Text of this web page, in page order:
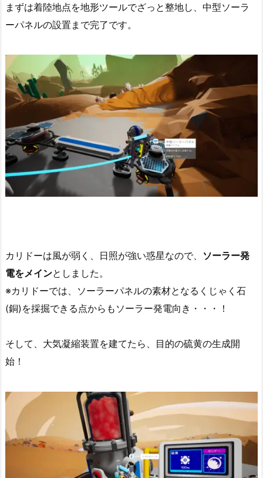
まずは着陸地点を地形ツールでざっと整地し、中型ソーラ
ーパネルの設置まで完了です。
カリドーは風が弱く、日照が強い惑星なので、 ソーラー発
電をメインとしました。
※カリドーでは、ソーラーパネルの素材となるくじゃく石
(銅)を採掘できる点からもソーラー発電向き・・・！
そして、大気凝縮装置を建てたら、目的の硫黄の生成開
始！